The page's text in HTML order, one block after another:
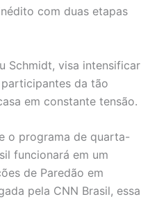
com duas etapas
Schmidt, visa intensificar
da tão
em constante tensão.
o programa de quarta-
funcionará em um
de Paredão em
pela CNN Brasil, essa